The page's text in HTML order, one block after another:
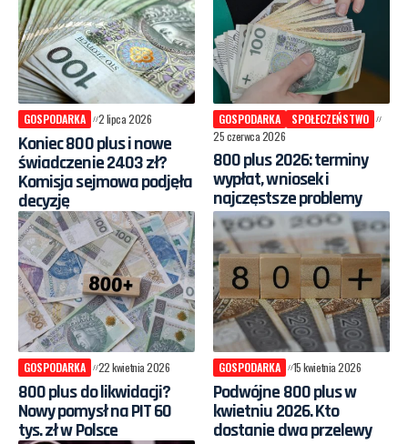
GOSPODARKA 2 lipca 2026
Koniec 800 plus i nowe
świadczenie 2403 zł?
Komisja sejmowa podjęła
decyzję
GOSPODARKA
SPOŁECZEŃSTWO
25 czerwca 2026
800 plus 2026: terminy
wypłat, wniosek i
najczęstsze problemy
GOSPODARKA 22 kwietnia 2026
800 plus do likwidacji?
Nowy pomysł na PIT 60
tys. zł w Polsce
GOSPODARKA 15 kwietnia 2026
Podwójne 800 plus w
kwietniu 2026. Kto
dostanie dwa przelewy